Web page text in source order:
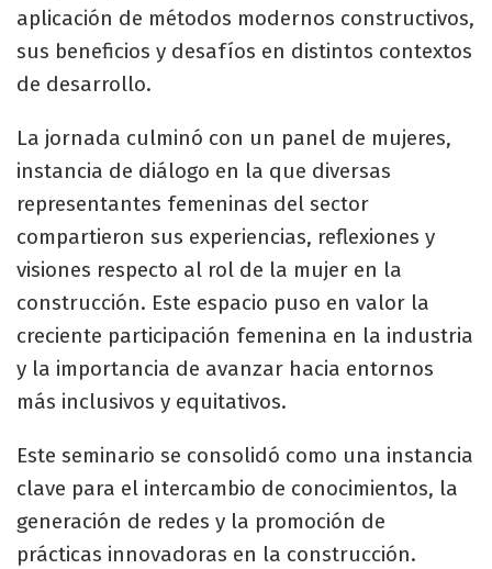
aplicación de métodos modernos constructivos,
sus beneficios y desafíos en distintos contextos
de desarrollo.
La jornada culminó con un panel de mujeres,
instancia de diálogo en la que diversas
representantes femeninas del sector
compartieron sus experiencias, reflexiones y
visiones respecto al rol de la mujer en la
construcción. Este espacio puso en valor la
creciente participación femenina en la industria
y la importancia de avanzar hacia entornos
más inclusivos y equitativos.
Este seminario se consolidó como una instancia
clave para el intercambio de conocimientos, la
generación de redes y la promoción de
prácticas innovadoras en la construcción.